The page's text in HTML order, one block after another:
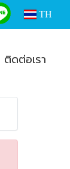
TH
ติดต่อเรา